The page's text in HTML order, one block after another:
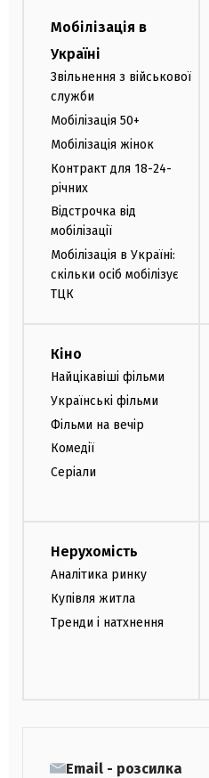
Мобілізація в
Україні
Звільнення з військової
служби
Мобілізація 50+
Мобілізація жінок
Контракт для 18-24-
річних
Відстрочка від
мобілізації
Мобілізація в Україні:
скільки осіб мобілізує
ТЦК
Кіно
Найцікавіші фільми
Українські фільми
Фільми на вечір
Комедії
Серіали
Нерухомість
Аналітика ринку
Купівля житла
Тренди і натхнення
Email - розсилка